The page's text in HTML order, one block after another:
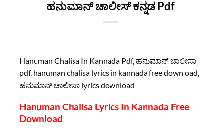
ಹನುಮಾನ್‌ ಚಾಲೀಸ್‌ ಕನ್ನಡ Pdf
Hanuman Chalisa In Kannada Pdf, ಹನುಮಾನ್ ಚಾಲೀಸಾ
pdf, hanuman chalisa lyrics in kannada free download,
ಹನುಮಾನ್ ಚಾಲೀಸಾ lyrics download
Hanuman Chalisa Lyrics In Kannada Free
Download